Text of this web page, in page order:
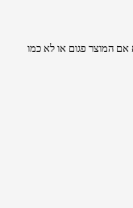
אם המוצר פגום או לא כמו